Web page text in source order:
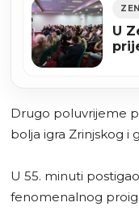
U
Drugo poluvrijeme
bolja igra Zrinjskog i
U 55. minuti
fenomenalnog